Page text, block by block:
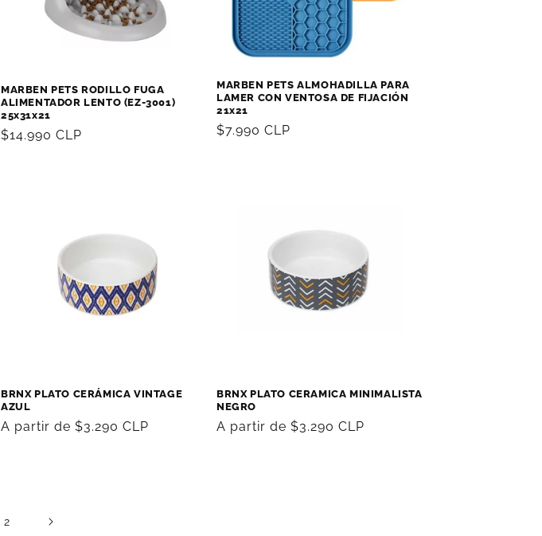
MARBEN PETS RODILLO FUGA
ALIMENTADOR LENTO (EZ-3001)
25x31x21
Precio
$14.990 CLP
MARBEN PETS ALMOHADILLA PARA
LAMER CON VENTOSA DE FIJACIÓN
21x21
Precio
$7.990 CLP
BRNX PLATO CERÁMICA VINTAGE
AZUL
Precio
A partir de $3.290 CLP
BRNX PLATO CERAMICA MINIMALISTA
NEGRO
Precio
A partir de $3.290 CLP
2